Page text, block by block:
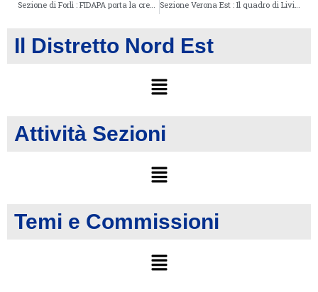
Il Distretto Nord Est
Attività Sezioni
Temi e Commissioni